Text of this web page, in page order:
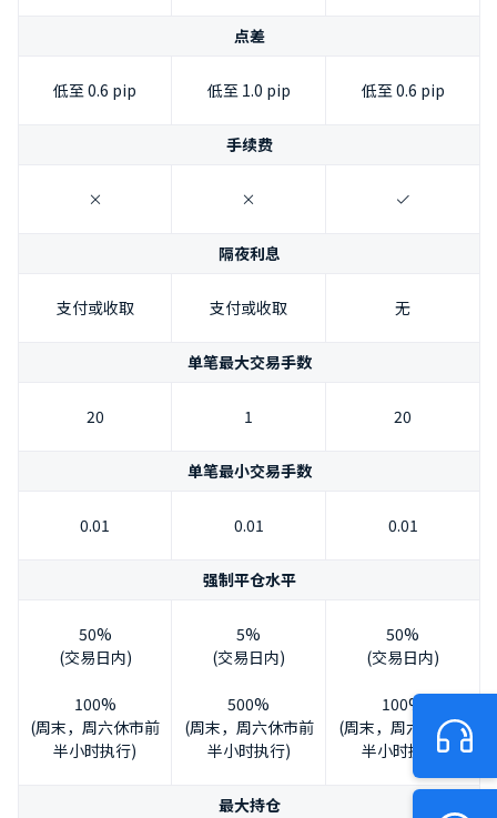
点差
低至 0.6 pip 低至 1.0 pip 低至 0.6 pip
手续费
隔夜利息
支付或收取 支付或收取 无
单笔最大交易手数
20 1 20
单笔最小交易手数
0.01 0.01 0.01
强制平仓水平
50%
(交易日内)
100%
(周末，周六休市前
半小时执行)
5%
(交易日内)
500%
(周末，周六休市前
半小时执行)
50%
(交易日内)
100%
(周末，周六休市前
半小时执行)
最大持仓